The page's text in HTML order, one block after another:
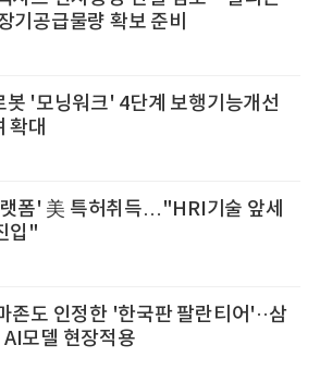
기공급물량 확보 준비
봇 '모닝워크' 4단계 보행기능개선
확대
폼' 美 특허취득…"HRI기술 앞세
입"
존도 인정한 '한국판 팔란티어'··삼
모델 현장적용